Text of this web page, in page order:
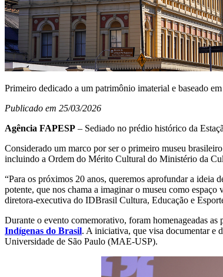
Primeiro dedicado a um patrimônio imaterial e baseado
Publicado em 25/03/2026
Agência FAPESP – Sediado no prédio histórico da
Considerado um marco por ser o primeiro museu
incluindo a Ordem do Mérito Cultural do Ministério da
“Para os próximos 20 anos, queremos aprofundar a ideia
potente, que nos chama a imaginar o museu como
diretora-executiva do IDBrasil Cultura, Educação e
Durante o evento comemorativo, foram homenageadas
Indígenas do Brasil. A iniciativa, que visa documentar e
Universidade de São Paulo (MAE-USP).